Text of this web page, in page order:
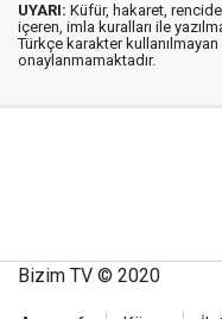
UYARI: Küfür, hakaret,
içeren, imla kuralları ile
Türkçe karakter
onaylanmamaktadır.
Bizim TV © 2020